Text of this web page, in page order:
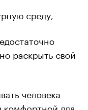
среду,
раскрыть свой
человека
комфортной для